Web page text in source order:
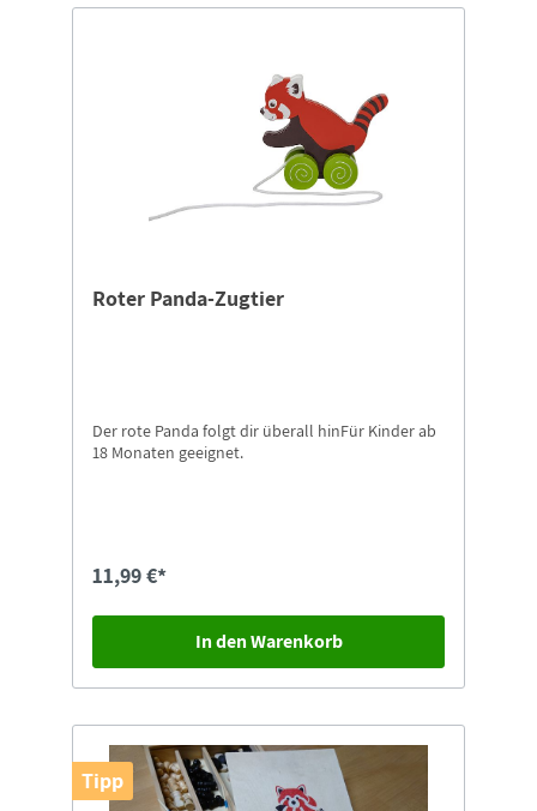
Roter Panda-Zugtier
Der rote Panda folgt dir überall hinFür Kinder ab
18 Monaten geeignet.
11,99 €*
In den Warenkorb
Tipp